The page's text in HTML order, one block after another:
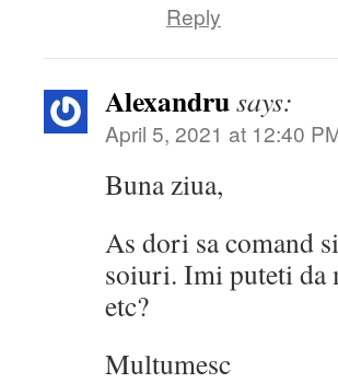
Reply
Alexandrusays:
April 5, 2021 at 12:40
Buna ziua,
As dori sa comand
soiuri. Imi puteti da
etc?
Multumesc